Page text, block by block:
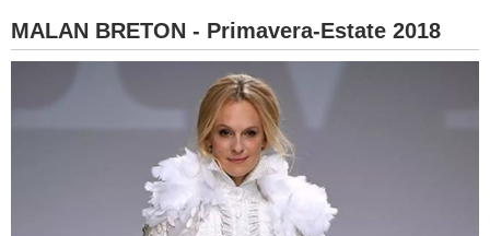
MALAN BRETON - Primavera-Estate 2018